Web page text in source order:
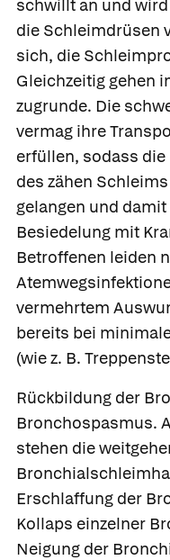
schwillt an und
die Schleimdrüsen
sich, die
Gleichzeitig gehen
zugrunde. Die
vermag ihre
erfüllen, sodass
des zähen
gelangen und
Besiedelung mit
Betroffenen leiden
vermehrtem
bereits bei
(wie z. B.
Rückbildung der
Bronchospasmus.
stehen die
Erschlaffung der
Kollaps einzelner
Neigung der